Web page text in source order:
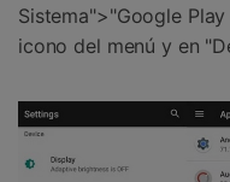
Sistema">"Google
icono del menú y en